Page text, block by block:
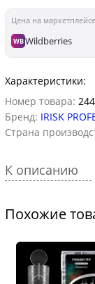
Цена на маркетплейсе
WBWildberries
Характеристики:
Номер товара:
Бренд: IRISK
Страна
К описанию
Похожие